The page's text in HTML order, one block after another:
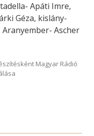
Apáti Imre,
Géza, kislány-
Ascher
Magyar Rádió